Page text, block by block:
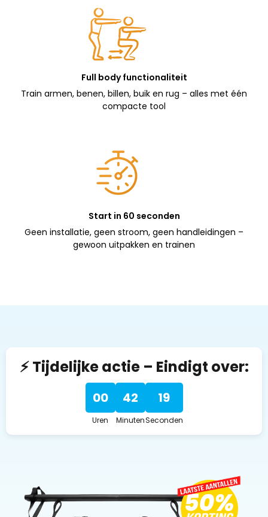
Full body functionaliteit
Train armen, benen, billen, buik en rug – alles met één
compacte tool
Start in 60 seconden
Geen installatie, geen stroom, geen handleidingen –
gewoon uitpakken en trainen
⚡ Tijdelijke actie – Eindigt over:
00
Uren
42
Minuten
18
Seconden